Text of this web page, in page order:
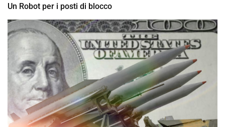
Un Robot per i posti di blocco